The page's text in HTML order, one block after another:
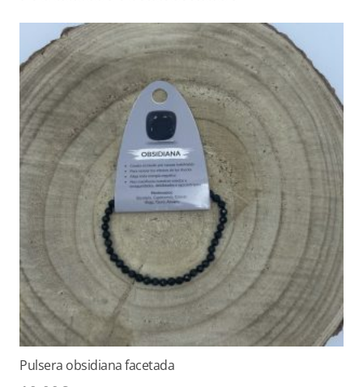
Pulsera obsidiana facetada